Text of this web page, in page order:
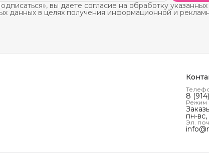
вы даете согласие на обработку указанных
данных в целях получения информационной и
8
Режим
пн-
Эл.